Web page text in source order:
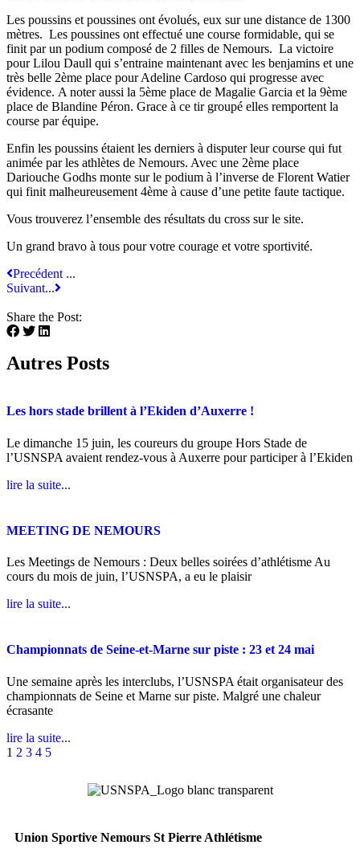
Les poussins et poussines ont évolués, eux sur une distance de 1300
mètres. Les poussines ont effectué une course formidable, qui se
finit par un podium composé de 2 filles de Nemours. La victoire
pour Lilou Daull qui s’entraine maintenant avec les benjamins et une
très belle 2ème place pour Adeline Cardoso qui progresse avec
évidence. A noter aussi la 5ème place de Magalie Garcia et la 9ème
place de Blandine Péron. Grace à ce tir groupé elles remportent la
course par équipe.
Enfin les poussins étaient les derniers à disputer leur course qui fut
animée par les athlètes de Nemours. Avec une 2ème place
Dariouche Godhs monte sur le podium à l’inverse de Florent Watier
qui finit malheureusement 4ème à cause d’une petite faute tactique.
Vous trouverez l’ensemble des résultats du cross sur le site.
Un grand bravo à tous pour votre courage et votre sportivité.
Precédent ...
Suivant...
Share the Post:
Autres Posts
Les hors stade brillent à l’Ekiden d’Auxerre !
Le dimanche 15 juin, les coureurs du groupe Hors Stade de
l’USNSPA avaient rendez-vous à Auxerre pour participer à l’Ekiden
lire la suite...
MEETING DE NEMOURS
Les Meetings de Nemours : Deux belles soirées d’athlétisme Au
cours du mois de juin, l’USNSPA, a eu le plaisir
lire la suite...
Championnats de Seine-et-Marne sur piste : 23 et 24 mai
Une semaine après les interclubs, l’USNSPA était organisateur des
championnats de Seine et Marne sur piste. Malgré une chaleur
écrasante
lire la suite...
1 2 3 4 5
Union Sportive Nemours St Pierre Athlétisme